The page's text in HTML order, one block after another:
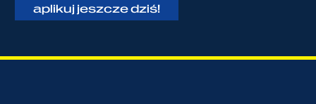
aplikuj jeszcze dziś!